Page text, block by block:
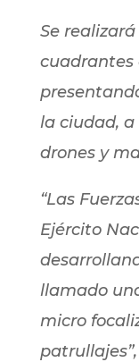
​Se
cuadrantes
la ciudad,
drones y
“Las
Ejército
llamado
micro